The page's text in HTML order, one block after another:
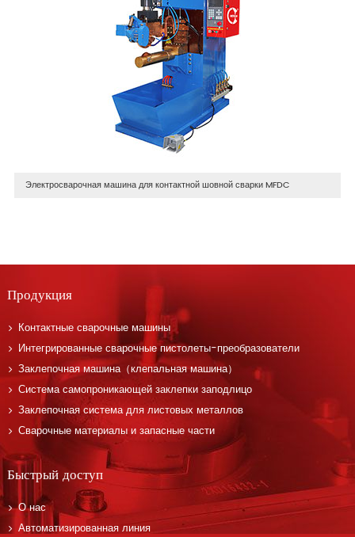
Электросварочная машина для контактной шовной сварки MFDC
Продукция
Контактные сварочные машины
Интегрированные сварочные пистолеты-преобразователи
Заклепочная машина（клепальная машина）
Система самопроникающей заклепки заподлицо
Заклепочная система для листовых металлов
Сварочные материалы и запасные части
Быстрый доступ
О нас
Автоматизированная линия